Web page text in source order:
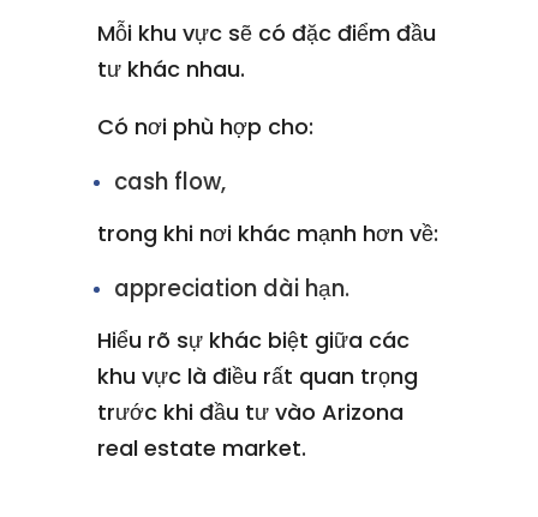
Mỗi khu vực sẽ có đặc điểm đầu
tư khác nhau.
Có nơi phù hợp cho:
cash flow,
trong khi nơi khác mạnh hơn về:
appreciation dài hạn.
Hiểu rõ sự khác biệt giữa các
khu vực là điều rất quan trọng
trước khi đầu tư vào Arizona
real estate market.